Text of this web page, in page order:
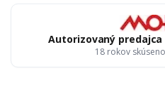
Autorizovaný predajca
18 rokov